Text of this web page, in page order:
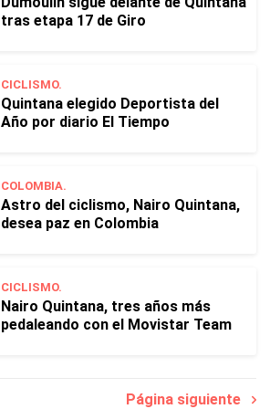
tras etapa 17 de Giro
CICLISMO.
Quintana elegido Deportista del
Año por diario El Tiempo
COLOMBIA.
Astro del ciclismo, Nairo Quintana,
desea paz en Colombia
CICLISMO.
Nairo Quintana, tres años más
pedaleando con el Movistar Team
Página siguiente